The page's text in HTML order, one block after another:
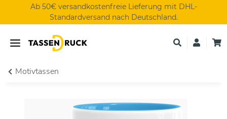
Ab 50€ versandkostenfreie Lieferung mit DHL-
Standardversand nach Deutschland.
Motivtassen